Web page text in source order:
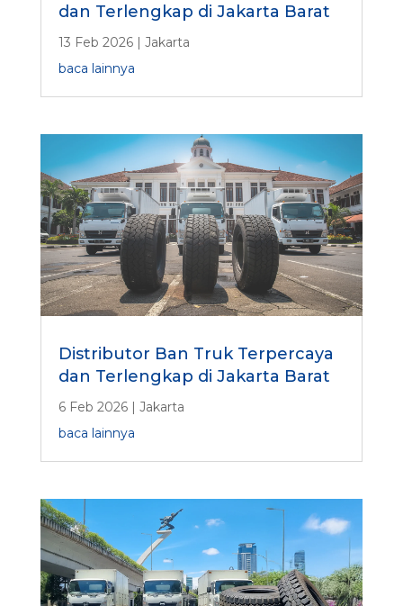
dan Terlengkap di Jakarta Barat
13 Feb 2026| Jakarta
baca lainnya
Distributor Ban Truk Terpercaya
dan Terlengkap di Jakarta Barat
6 Feb 2026| Jakarta
baca lainnya